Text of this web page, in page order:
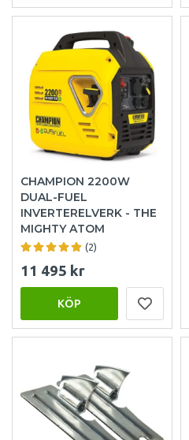
CHAMPION 2200W
DUAL-FUEL
INVERTERELVERK - THE
MIGHTY ATOM
(2)
11 495 kr
KÖP